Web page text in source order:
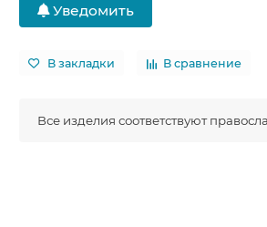
Уведомить
В закладки В сравнение
Все изделия соответствуют